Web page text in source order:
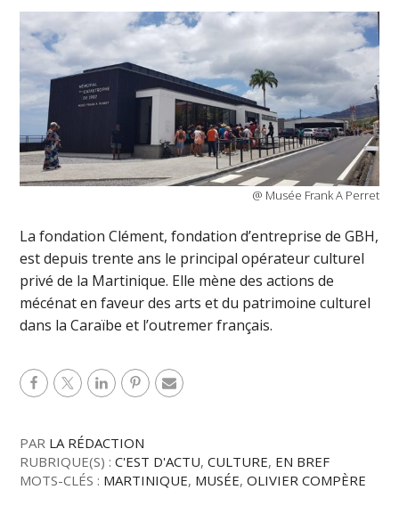
@ Musée Frank A Perret
La fondation Clément, fondation d’entreprise de GBH,
est depuis trente ans le principal opérateur culturel
privé de la Martinique. Elle mène des actions de
mécénat en faveur des arts et du patrimoine culturel
dans la Caraïbe et l’outremer français.
PAR LA RÉDACTION
RUBRIQUE(S) :C'EST D'ACTU,CULTURE, EN BREF
MOTS-CLÉS : MARTINIQUE, MUSÉE,OLIVIER COMPÈRE